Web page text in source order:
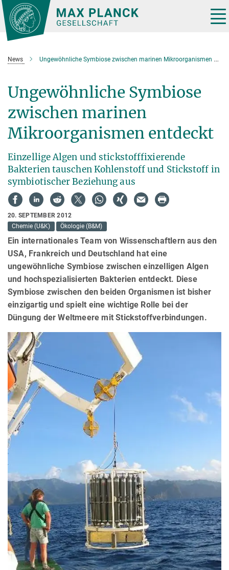
Hauptinhalt
News Ungewöhnliche Symbiose zwischen marinen Mikroorganismen entdeckt
Ungewöhnliche Symbiose
zwischen marinen
Mikroorganismen entdeckt
Einzellige Algen und stickstofffixierende
Bakterien tauschen Kohlenstoff und Stickstoff in
symbiotischer Beziehung aus
20. SEPTEMBER 2012
Chemie (U&K)
Ökologie (B&M)
Ein internationales Team von Wissenschaftlern aus den
USA, Frankreich und Deutschland hat eine
ungewöhnliche Symbiose zwischen einzelligen Algen
und hochspezialisierten Bakterien entdeckt. Diese
Symbiose zwischen den beiden Organismen ist bisher
einzigartig und spielt eine wichtige Rolle bei der
Düngung der Weltmeere mit Stickstoffverbindungen.